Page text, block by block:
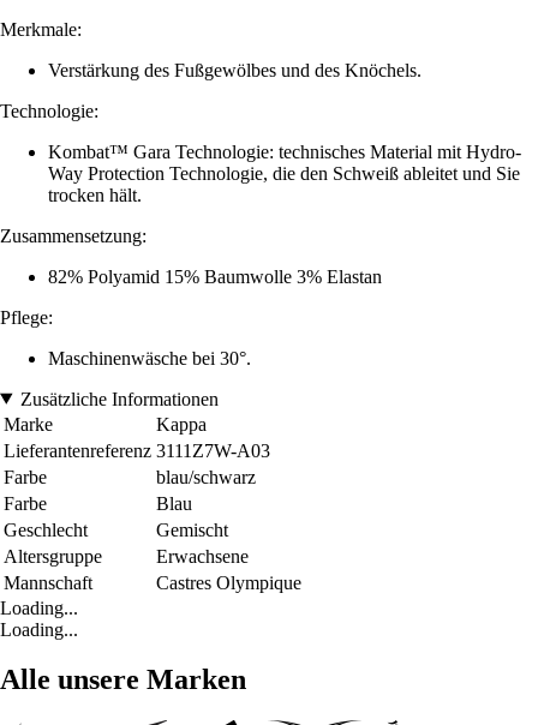
Merkmale:
Verstärkung des Fußgewölbes und des Knöchels.
Technologie:
Kombat™ Gara Technologie: technisches Material mit Hydro-
Way Protection Technologie, die den Schweiß ableitet und Sie
trocken hält.
Zusammensetzung:
82% Polyamid 15% Baumwolle 3% Elastan
Pflege:
Maschinenwäsche bei 30°.
Zusätzliche Informationen
Marke
Kappa
Lieferantenreferenz 3111Z7W-A03
Farbe
blau/schwarz
Farbe
Blau
Geschlecht
Gemischt
Altersgruppe
Erwachsene
Mannschaft
Castres Olympique
Loading...
Loading...
Alle unsere Marken